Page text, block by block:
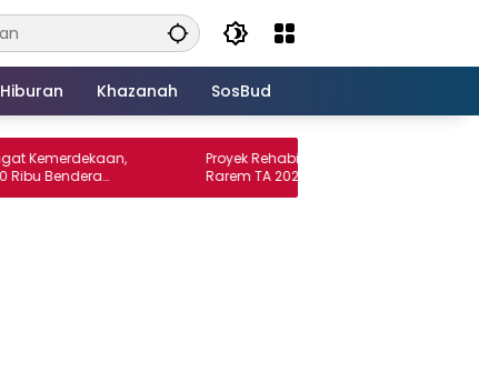
Hiburan Khazanah SosBud
Proyek Rehabilitasi Saluran Irigasi Way
Rarem TA 2026 Diduga Tidak Sesuai SOP.